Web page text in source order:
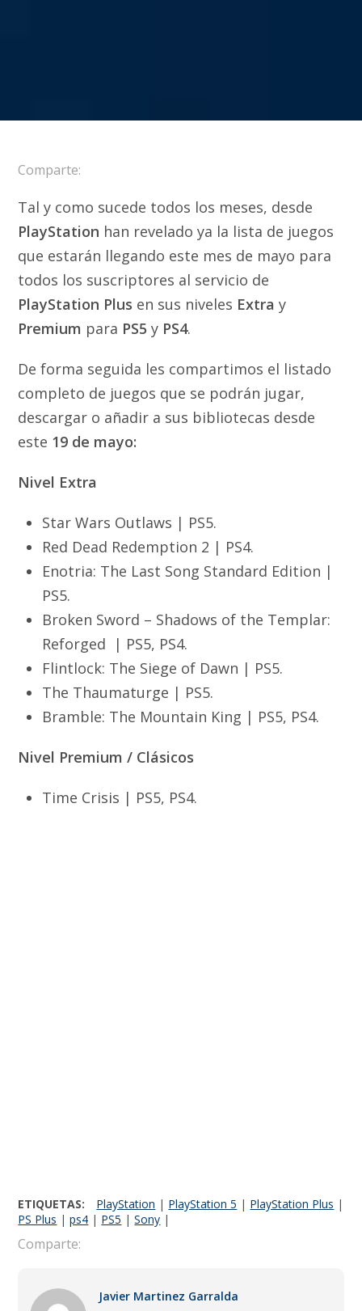
Comparte:
Tal y como sucede todos los meses, desde
PlayStation han revelado ya la lista de juegos
que estarán llegando este mes de mayo para
todos los suscriptores al servicio de
PlayStation Plus en sus niveles Extray
Premium para PS5y PS4.
De forma seguida les compartimos el listado
completo de juegos que se podrán jugar,
descargar o añadir a sus bibliotecas desde
este 19 de mayo:
Nivel Extra
Star Wars Outlaws | PS5.
Red Dead Redemption 2 | PS4.
Enotria: The Last Song Standard Edition |
PS5.
Broken Sword – Shadows of the Templar:
Reforged | PS5, PS4.
Flintlock: The Siege of Dawn | PS5.
The Thaumaturge | PS5.
Bramble: The Mountain King | PS5, PS4.
Nivel Premium / Clásicos
Time Crisis | PS5, PS4.
ETIQUETAS: PlayStation | PlayStation 5 | PlayStation Plus |
PS Plus |ps4 | PS5 |Sony |
Comparte:
Javier Martinez Garralda